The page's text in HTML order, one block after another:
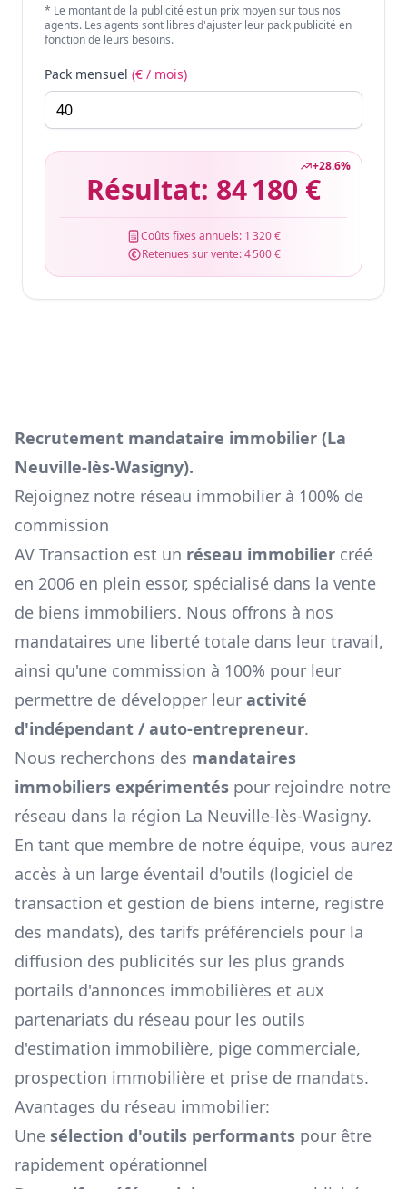
* Le montant de la publicité est un prix moyen sur tous nos
agents. Les agents sont libres d'ajuster leur pack publicité en
fonction de leurs besoins.
Pack mensuel (€ / mois)
+28.6%
Résultat: 84 180 €
Coûts fixes annuels: 1 320 €
Retenues sur vente:4 500 €
Recrutement mandataire immobilier (La
Neuville-lès-Wasigny).
Rejoignez notre réseau immobilier à 100% de
commission
AV Transaction est un réseau immobilier créé
en 2006 en plein essor, spécialisé dans la vente
de biens immobiliers. Nous offrons à nos
mandataires une liberté totale dans leur travail,
ainsi qu'une commission à 100% pour leur
permettre de développer leur activité
d'indépendant / auto-entrepreneur.
Nous recherchons des mandataires
immobiliers expérimentés pour rejoindre notre
réseau dans la région La Neuville-lès-Wasigny.
En tant que membre de notre équipe, vous aurez
accès à un large éventail d'outils (logiciel de
transaction et gestion de biens interne, registre
des mandats), des tarifs préférenciels pour la
diffusion des publicités sur les plus grands
portails d'annonces immobilières et aux
partenariats du réseau pour les outils
d'estimation immobilière, pige commerciale,
prospection immobilière et prise de mandats.
Avantages du réseau immobilier:
Une sélection d'outils performants pour être
rapidement opérationnel